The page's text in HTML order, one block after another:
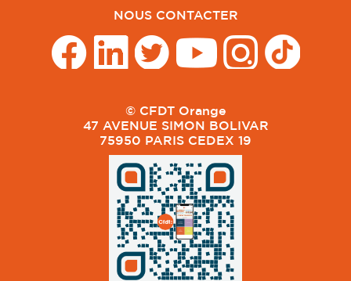
NOUS CONTACTER
© CFDT Orange
47 AVENUE SIMON BOLIVAR
75950 PARIS CEDEX 19